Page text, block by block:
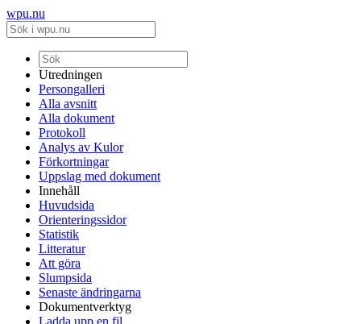
wpu.nu
Utredningen
Persongalleri
Alla avsnitt
Alla dokument
Protokoll
Analys av Kulor
Förkortningar
Uppslag med dokument
Innehåll
Huvudsida
Orienteringssidor
Statistik
Litteratur
Att göra
Slumpsida
Senaste ändringarna
Dokumentverktyg
Ladda upp en fil